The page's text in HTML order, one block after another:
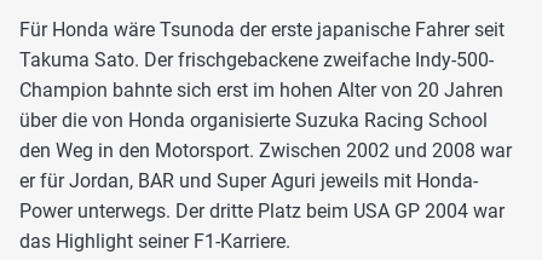
Für Honda wäre Tsunoda der erste japanische Fahrer seit
Takuma Sato. Der frischgebackene zweifache Indy-500-
Champion bahnte sich erst im hohen Alter von 20 Jahren
über die von Honda organisierte Suzuka Racing School
den Weg in den Motorsport. Zwischen 2002 und 2008 war
er für Jordan, BAR und Super Aguri jeweils mit Honda-
Power unterwegs. Der dritte Platz beim USA GP 2004 war
das Highlight seiner F1-Karriere.